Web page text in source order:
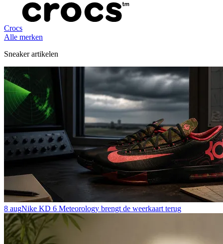
Crocs
Alle merken
Sneaker artikelen
8 augNike KD 6 Meteorology brengt de weerkaart terug